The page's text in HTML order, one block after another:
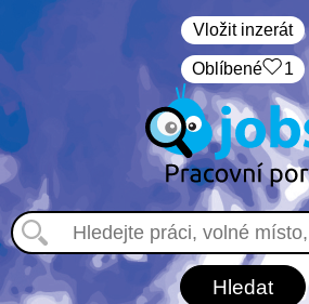
Vložit inzerát
Oblíbené 1